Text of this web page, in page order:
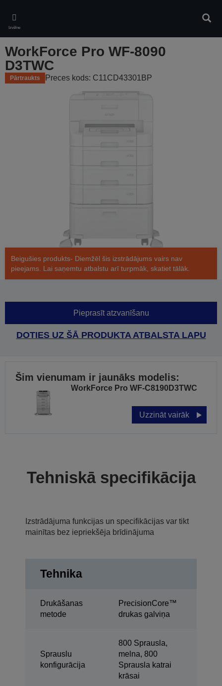
main
content
Izvēlne
WorkForce Pro WF-8090
D3TWC
Pārtraukts Preces kods: C11CD43301BP
Beigušies produkts- Diemžēl šis izstrādājums vairs nav
pieejams. Lai saņemtu atbalstu arī turpmāk, skatiet tālāk.
Pieprasīt atzvanīšanu
DOTIES UZ ŠĀ PRODUKTA ATBALSTA LAPU
Šim vienumam ir jaunāks modelis:
WorkForce Pro WF-C8190D3TWC
Uzzināt vairāk
Tehniskā specifikācija
Izstrādājuma funkcijas un specifikācijas var tikt
mainītas bez iepriekšēja brīdinājuma
Tehnika
Drukāšanas
metode
PrecisionCore™
drukas galviņa
Sprauslu
konfigurācija
800 Sprausla,
melna, 800
Sprausla katrai
krāsai